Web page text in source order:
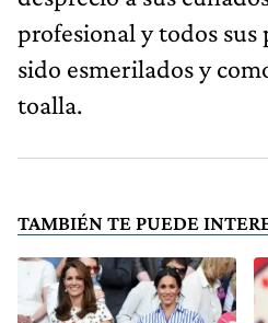
profesional y todos sus
sido esmerilados y
toalla.
TAMBIÉN TE PUEDE